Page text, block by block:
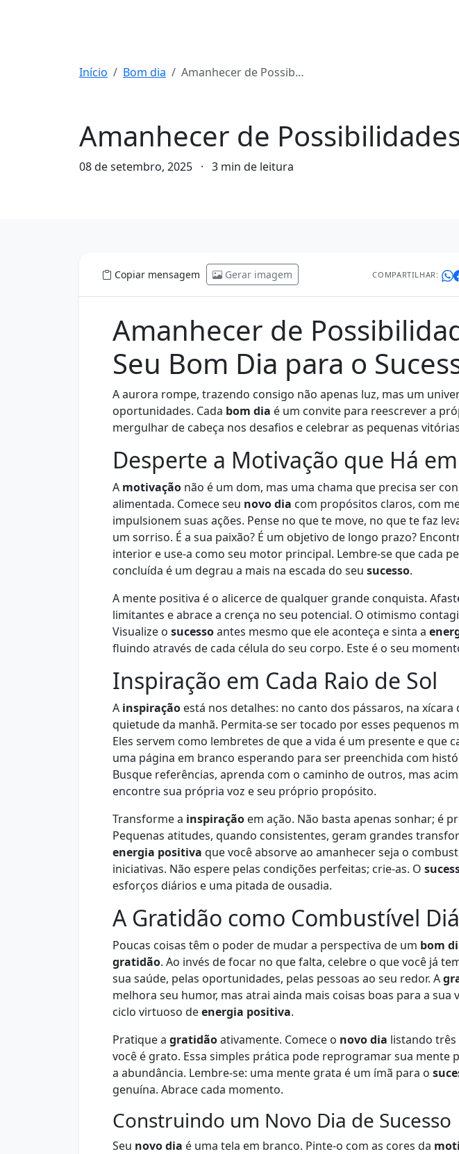
Início Bom dia Amanhecer de Possibilidades: Seu Bom Dia para o Sucesso
Amanhecer de
08 de setembro, 2025 · 3 min de leitura
Copiar mensagem Gerar imagem COMPARTILHAR:
Amanhecer de
Seu Bom Dia para o
A aurora rompe, trazendo consigo não apenas luz, mas um
oportunidades. Cada bom dia é um convite para reescrever a
mergulhar de cabeça nos desafios e celebrar as pequenas
Desperte a Motivação que Há
A motivação não é um dom, mas uma chama que precisa ser
alimentada. Comece seu novo dia com propósitos claros, com
impulsionem suas ações. Pense no que te move, no que te faz
um sorriso. É a sua paixão? É um objetivo de longo prazo?
interior e use-a como seu motor principal. Lembre-se que cada
concluída é um degrau a mais na escada do seu sucesso.
A mente positiva é o alicerce de qualquer grande conquista.
limitantes e abrace a crença no seu potencial. O otimismo
Visualize o sucessoantes mesmo que ele aconteça e sinta a
fluindo através de cada célula do seu corpo. Este é o seu
Inspiração em Cada Raio de Sol
A inspiração está nos detalhes: no canto dos pássaros, na xícara
quietude da manhã. Permita-se ser tocado por esses pequenos
Eles servem como lembretes de que a vida é um presente e que
uma página em branco esperando para ser preenchida com
Busque referências, aprenda com o caminho de outros, mas
encontre sua própria voz e seu próprio propósito.
Transforme a inspiração em ação. Não basta apenas sonhar; é
Pequenas atitudes, quando consistentes, geram grandes
energia positiva que você absorve ao amanhecer seja o
iniciativas. Não espere pelas condições perfeitas; crie-as. O
esforços diários e uma pitada de ousadia.
A Gratidão como Combustível
Poucas coisas têm o poder de mudar a perspectiva de um bom
gratidão. Ao invés de focar no que falta, celebre o que você já
sua saúde, pelas oportunidades, pelas pessoas ao seu redor. A
melhora seu humor, mas atrai ainda mais coisas boas para a sua
ciclo virtuoso deenergia positiva.
Pratique a gratidãoativamente. Comece o novo dia listando três
você é grato. Essa simples prática pode reprogramar sua mente
a abundância. Lembre-se: uma mente grata é um ímã para o
genuína. Abrace cada momento.
Construindo um Novo Dia de Sucesso
Seu novo dia é uma tela em branco. Pinte-o com as cores da